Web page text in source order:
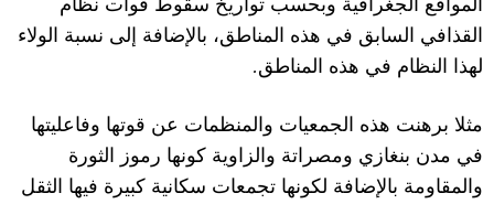
القذافي السابق في هذه المناطق، بالإضافة إلى نسبة الولاء
لهذا النظام في هذه المناطق.
مثلا برهنت هذه الجمعيات والمنظمات عن قوتها وفاعليتها
في مدن بنغازي ومصراتة والزاوية كونها رموز الثورة
والمقاومة بالإضافة لكونها تجمعات سكانية كبيرة فيها الثقل